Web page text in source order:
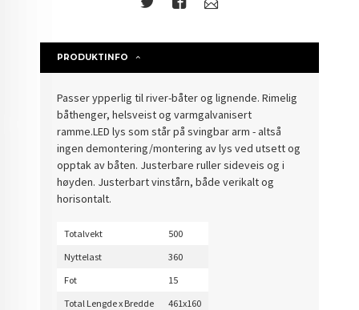
PRODUKTINFO
Passer ypperlig til river-båter og lignende. Rimelig
båthenger, helsveist og varmgalvanisert
ramme.LED lys som står på svingbar arm - altså
ingen demontering/montering av lys ved utsett og
opptak av båten. Justerbare ruller sideveis og i
høyden. Justerbart vinstårn, både verikalt og
horisontalt.
Totalvekt
500
Nyttelast
360
Fot
15
Total Lengde x Bredde
461x160